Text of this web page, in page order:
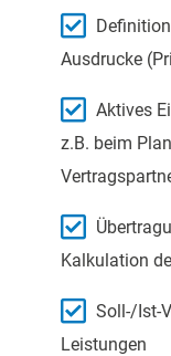
Ausdrucke
Aktives
z.B. beim
Kalkulation
Soll-/Ist-
Leistungen